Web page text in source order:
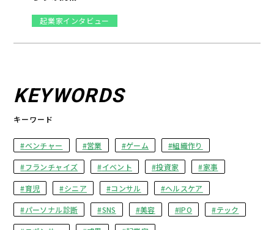
起業家インタビュー
KEYWORDS
キーワード
ベンチャー 営業 ゲーム 組織作り
フランチャイズ イベント 投資家 家事
育児 シニア コンサル ヘルスケア
パーソナル診断 SNS 美容 IPO テック